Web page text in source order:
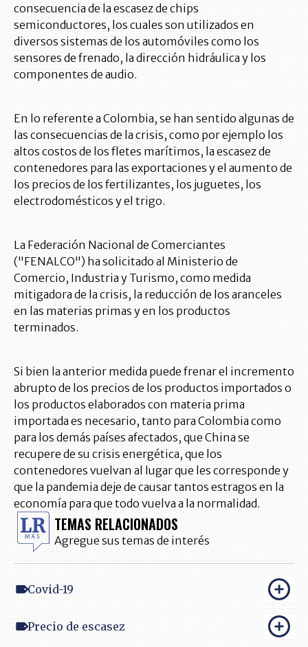
consecuencia de la escasez de chips
semiconductores, los cuales son utilizados en
diversos sistemas de los automóviles como los
sensores de frenado, la dirección hidráulica y los
componentes de audio.
En lo referente a Colombia, se han sentido algunas de
las consecuencias de la crisis, como por ejemplo los
altos costos de los fletes marítimos, la escasez de
contenedores para las exportaciones y el aumento de
los precios de los fertilizantes, los juguetes, los
electrodomésticos y el trigo.
La Federación Nacional de Comerciantes
("FENALCO") ha solicitado al Ministerio de
Comercio, Industria y Turismo, como medida
mitigadora de la crisis, la reducción de los aranceles
en las materias primas y en los productos
terminados.
Si bien la anterior medida puede frenar el incremento
abrupto de los precios de los productos importados o
los productos elaborados con materia prima
importada es necesario, tanto para Colombia como
para los demás países afectados, que China se
recupere de su crisis energética, que los
contenedores vuelvan al lugar que les corresponde y
que la pandemia deje de causar tantos estragos en la
economía para que todo vuelva a la normalidad.
TEMAS RELACIONADOS
Agregue sus temas de interés
Covid-19
Precio de escasez